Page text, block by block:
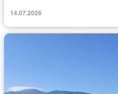
14.07.2026